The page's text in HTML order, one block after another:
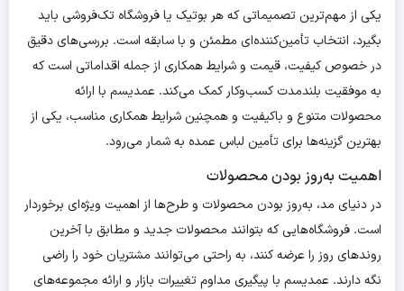
یکی از مهم‌ترین تصمیماتی که هر بوتیک یا فروشگاه تک‌فروشی باید
بگیرد، انتخاب تأمین‌کننده‌ای مطمئن و با سابقه است. بررسی‌های دقیق
در خصوص کیفیت، قیمت و شرایط همکاری از جمله اقداماتی است که
به موفقیت بلندمدت کسب‌وکار کمک می‌کند. عمدیسم با ارائه
محصولات متنوع و باکیفیت و همچنین شرایط همکاری مناسب، یکی از
بهترین گزینه‌ها برای تأمین لباس عمده به شمار می‌رود.
اهمیت به‌روز بودن محصولات
در دنیای مد، به‌روز بودن محصولات و طرح‌ها از اهمیت ویژه‌ای برخوردار
است. فروشگاه‌هایی که بتوانند محصولات جدید و مطابق با آخرین
روندهای روز را عرضه کنند، به راحتی می‌توانند مشتریان خود را راضی
نگه دارند. عمدیسم با پیگیری مداوم تغییرات بازار و ارائه مجموعه‌های